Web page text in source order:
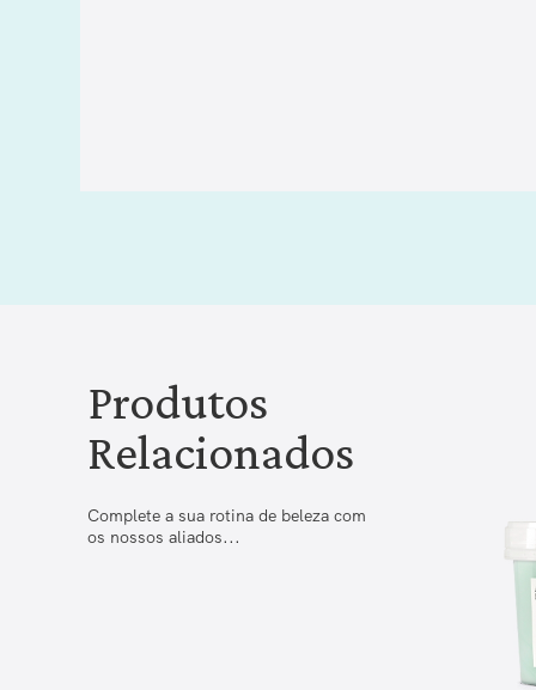
Produtos
Relacionados
Complete a sua rotina de beleza com
os nossos aliados...